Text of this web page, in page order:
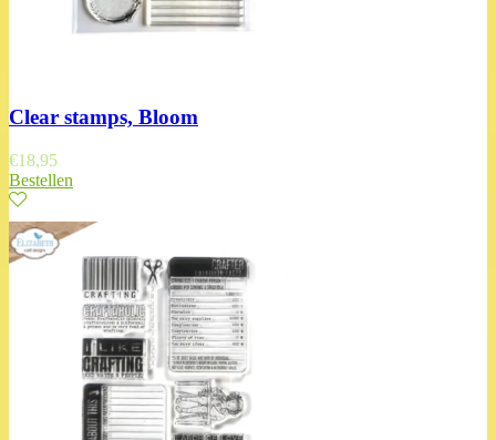
Clear stamps, Bloom
€18,95
Bestellen